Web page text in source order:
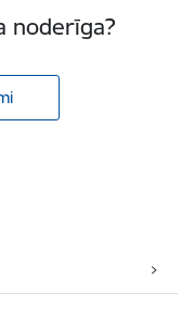
noderīga?